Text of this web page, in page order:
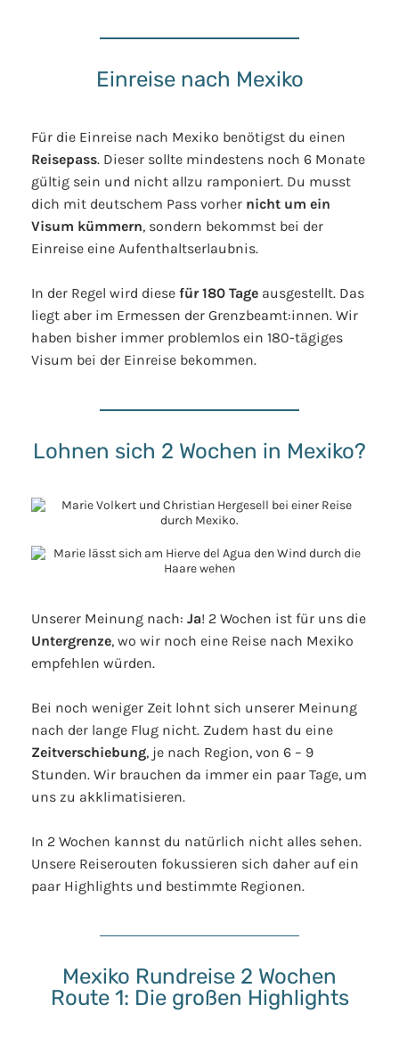
Einreise nach Mexiko
Für die Einreise nach Mexiko benötigst du einen
Reisepass. Dieser sollte mindestens noch 6 Monate
gültig sein und nicht allzu ramponiert. Du musst
dich mit deutschem Pass vorher nicht um ein
Visum kümmern, sondern bekommst bei der
Einreise eine Aufenthaltserlaubnis.
In der Regel wird diese für 180 Tage ausgestellt. Das
liegt aber im Ermessen der Grenzbeamt:innen. Wir
haben bisher immer problemlos ein 180-tägiges
Visum bei der Einreise bekommen.
Lohnen sich 2 Wochen in Mexiko?
Unserer Meinung nach: Ja! 2 Wochen ist für uns die
Untergrenze, wo wir noch eine Reise nach Mexiko
empfehlen würden.
Bei noch weniger Zeit lohnt sich unserer Meinung
nach der lange Flug nicht. Zudem hast du eine
Zeitverschiebung, je nach Region, von 6 – 9
Stunden. Wir brauchen da immer ein paar Tage, um
uns zu akklimatisieren.
In 2 Wochen kannst du natürlich nicht alles sehen.
Unsere Reiserouten fokussieren sich daher auf ein
paar Highlights und bestimmte Regionen.
Mexiko Rundreise 2 Wochen
Route 1: Die großen Highlights